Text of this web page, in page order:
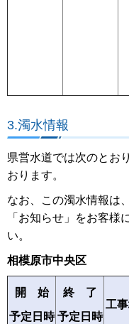
3.濁水情報
県営水道では次のとお
おります。
なお、この濁水情報は
「お知らせ」をお客様
い。
相模原市中央区
開 始
予定日時
終 了
予定日時
工